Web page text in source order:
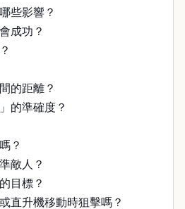
些影響？
成功？
的距離？
的準確度？
？
敵人？
目標？
直升機移動時狙擊嗎？